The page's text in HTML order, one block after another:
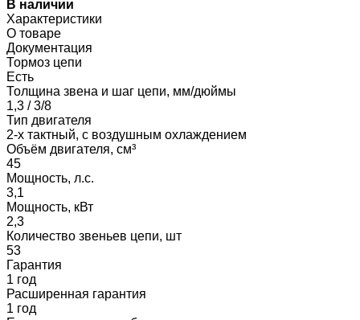
В наличии
Характеристики
О товаре
Документация
Тормоз цепи
Есть
Толщина звена и шаг цепи, мм/дюймы
1,3 / 3/8
Тип двигателя
2-х тактный, с воздушным охлаждением
Объём двигателя, см³
45
Мощность, л.с.
3,1
Мощность, кВт
2,3
Количество звеньев цепи, шт
53
Гарантия
1 год
Расширенная гарантия
1 год